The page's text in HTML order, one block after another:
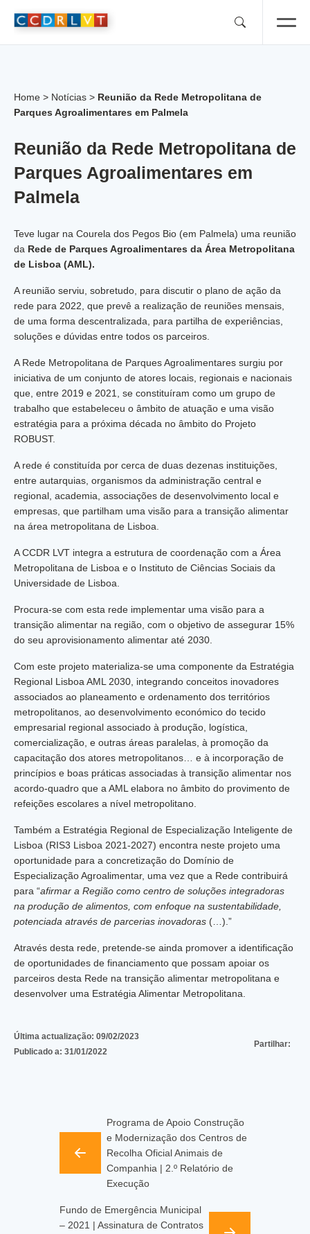
Home > Notícias > Reunião da Rede Metropolitana de
Parques Agroalimentares em Palmela
Reunião da Rede Metropolitana de
Parques Agroalimentares em
Palmela
Teve lugar na Courela dos Pegos Bio (em Palmela) uma reunião
da Rede de Parques Agroalimentares da Área Metropolitana
de Lisboa (AML).
A reunião serviu, sobretudo, para discutir o plano de ação da
rede para 2022, que prevê a realização de reuniões mensais,
de uma forma descentralizada, para partilha de experiências,
soluções e dúvidas entre todos os parceiros.
A Rede Metropolitana de Parques Agroalimentares surgiu por
iniciativa de um conjunto de atores locais, regionais e nacionais
que, entre 2019 e 2021, se constituíram como um grupo de
trabalho que estabeleceu o âmbito de atuação e uma visão
estratégia para a próxima década no âmbito do Projeto
ROBUST.
A rede é constituída por cerca de duas dezenas instituições,
entre autarquias, organismos da administração central e
regional, academia, associações de desenvolvimento local e
empresas, que partilham uma visão para a transição alimentar
na área metropolitana de Lisboa.
A CCDR LVT integra a estrutura de coordenação com a Área
Metropolitana de Lisboa e o Instituto de Ciências Sociais da
Universidade de Lisboa.
Procura-se com esta rede implementar uma visão para a
transição alimentar na região, com o objetivo de assegurar 15%
do seu aprovisionamento alimentar até 2030.
Com este projeto materializa-se uma componente da Estratégia
Regional Lisboa AML 2030, integrando conceitos inovadores
associados ao planeamento e ordenamento dos territórios
metropolitanos, ao desenvolvimento económico do tecido
empresarial regional associado à produção, logística,
comercialização, e outras áreas paralelas, à promoção da
capacitação dos atores metropolitanos… e à incorporação de
princípios e boas práticas associadas à transição alimentar nos
acordo-quadro que a AML elabora no âmbito do provimento de
refeições escolares a nível metropolitano.
Também a Estratégia Regional de Especialização Inteligente de
Lisboa (RIS3 Lisboa 2021-2027) encontra neste projeto uma
oportunidade para a concretização do Domínio de
Especialização Agroalimentar, uma vez que a Rede contribuirá
para “afirmar a Região como centro de soluções integradoras
na produção de alimentos, com enfoque na sustentabilidade,
potenciada através de parcerias inovadoras (…).”
Através desta rede, pretende-se ainda promover a identificação
de oportunidades de financiamento que possam apoiar os
parceiros desta Rede na transição alimentar metropolitana e
desenvolver uma Estratégia Alimentar Metropolitana.
Última actualização: 09/02/2023
Publicado a: 31/01/2022
Partilhar:
Programa de Apoio Construção
e Modernização dos Centros de
Recolha Oficial Animais de
Companhia | 2.º Relatório de
Execução
Fundo de Emergência Municipal
– 2021 | Assinatura de Contratos